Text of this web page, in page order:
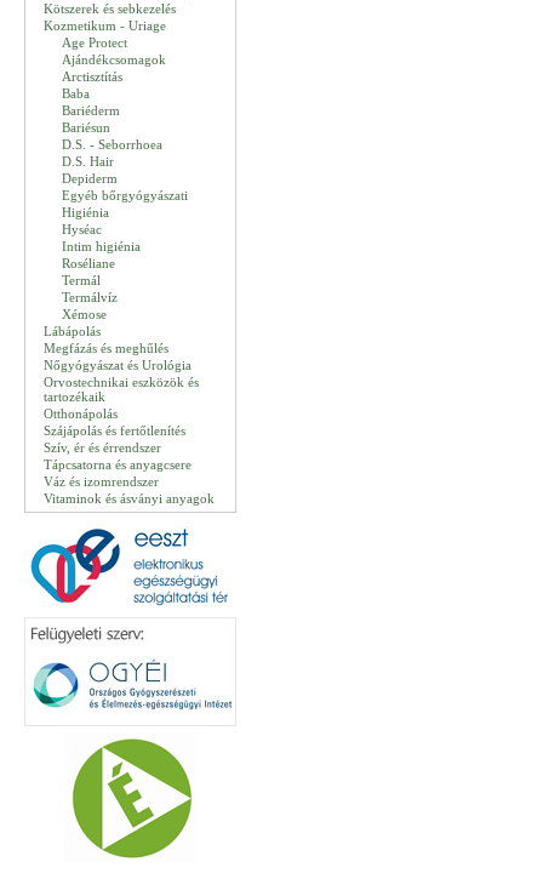
Kötszerek és sebkezelés
Kozmetikum - Uriage
Age Protect
Ajándékcsomagok
Arctisztítás
Baba
Bariéderm
Bariésun
D.S. - Seborrhoea
D.S. Hair
Depiderm
Egyéb bőrgyógyászati
Higiénia
Hyséac
Intim higiénia
Roséliane
Termál
Termálvíz
Xémose
Lábápolás
Megfázás és meghűlés
Nőgyógyászat és Urológia
Orvostechnikai eszközök és
tartozékaik
Otthonápolás
Szájápolás és fertőtlenítés
Szív, ér és érrendszer
Tápcsatorna és anyagcsere
Váz és izomrendszer
Vitaminok és ásványi anyagok